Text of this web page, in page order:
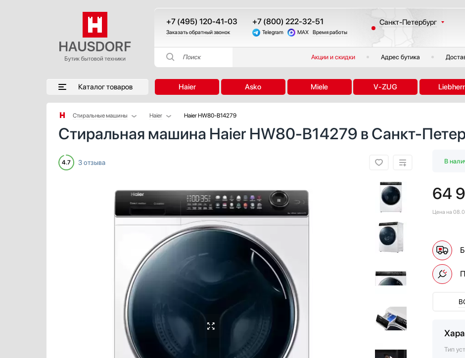
+7 (495) 120-41-03
Заказать обратный звонок
+7 (800) 222-32-51
Telegram MAX Время работы
Санкт-Петербург
Москва
Казань
Екатеринбург
Другие регионы
Поиск Акции и скидки Адрес бутика
Каталог товаров Haier Asko Miele V-ZUG Liebherr
Стиральные машины
Аксессуары
Аксессуары и принадлежности
Беспроводные акустические системы
Вакуумные упаковщики
Вспениватели молока
Гладильные системы
Haier
AEG
Electrolux
Gaggenau
Gorenje
Hisense
Hyundai
Kuppersberg
Kuppersbusch
LG
Maunfeld
Haier HW80-B14279
Стиральная машина Haier HW80-B14279 в Санкт-
4.7 3 отзыва В
64
Цена на
Тип